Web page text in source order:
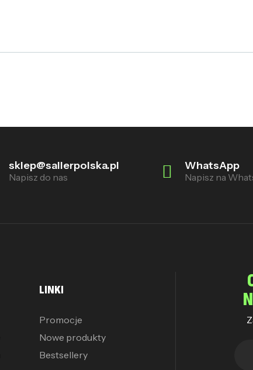
sklep@sallerpolska.pl
Napisz do nas
WhatsApp
Napisz na
LINKI
Promocje
Nowe produkty
Bestsellery